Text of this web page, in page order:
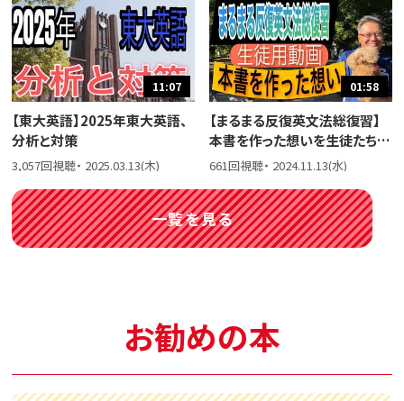
11:07
【東大英語】2025年東大英語、
分析と対策
3,057回視聴・ 2025.03.13(木)
01:58
【まるまる反復英文法総復習】
本書を作った想いを生徒たちに
話しました。
661回視聴・ 2024.11.13(水)
一覧を見る
お勧めの本